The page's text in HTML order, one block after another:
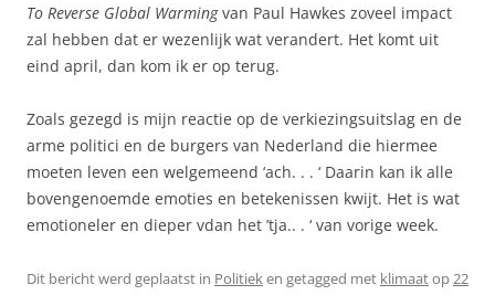
To Reverse Global Warmingvan Paul Hawkes zoveel impact
zal hebben dat er wezenlijk wat verandert. Het komt uit
eind april, dan kom ik er op terug.
Zoals gezegd is mijn reactie op de verkiezingsuitslag en de
arme politici en de burgers van Nederland die hiermee
moeten leven een welgemeend ‘ach. . . ‘ Daarin kan ik alle
bovengenoemde emoties en betekenissen kwijt. Het is wat
emotioneler en dieper vdan het ’tja.. . ‘ van vorige week.
Dit bericht werd geplaatst in Politieken getagged met klimaatop22